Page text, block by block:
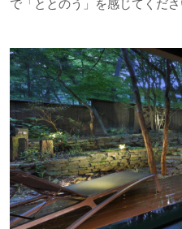
で「ととのう」を感じてくださ